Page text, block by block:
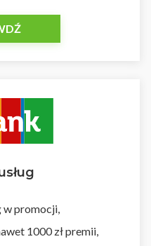
w promocji,
1000 zł premii,